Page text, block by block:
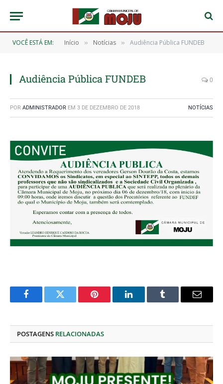
VOCÊ ESTÁ EM: Início » Notícias » Audiência Pública FUNDEB
Audiência Pública FUNDEB 0
POR ADMINISTRADOR EM 3 DE DEZEMBRO DE 2018 NOTÍCIAS
FacebookTwitter Pinterest O
Tumblr
E-
POSTAGENS RELACIONADAS